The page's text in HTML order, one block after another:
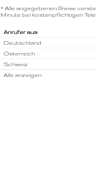
* Alle angegebenen Preise
Minute bei kostenpflichtigen
Anrufer aus
Deutschland
Österreich
Schweiz
Alle anzeigen